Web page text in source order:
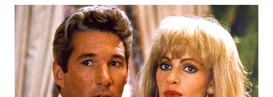
MASYARAKAT
KELISTRIKAN
WALINKI
ID